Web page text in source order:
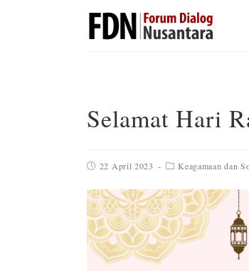
Selamat Hari
22 April 2023 Keagamaan dan